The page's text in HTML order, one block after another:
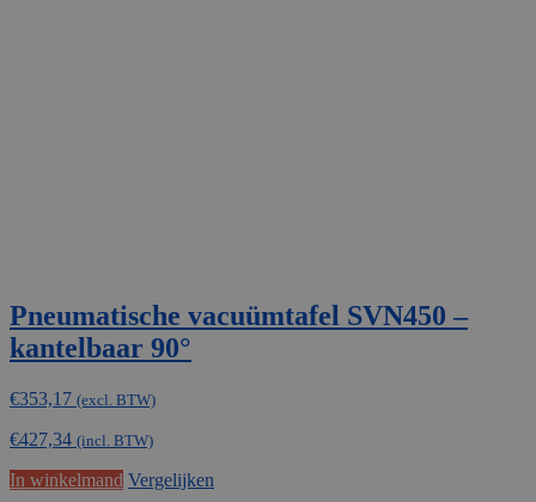
Pneumatische vacuümtafel SVN450 –
kantelbaar 90°
€353,17 (excl. BTW)
€427,34 (incl. BTW)
In winkelmand Vergelijken